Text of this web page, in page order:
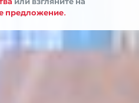
предложение.